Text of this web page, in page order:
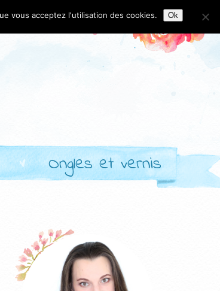
Ongles et vernis
vous acceptez l'utilisation des cookies. Ok